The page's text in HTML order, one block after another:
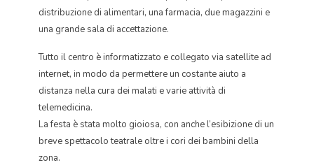
distribuzione di alimentari, una farmacia, due magazzini e
una grande sala di accettazione.
Tutto il centro è informatizzato e collegato via satellite ad
internet, in modo da permettere un costante aiuto a
distanza nella cura dei malati e varie attività di
telemedicina.
La festa è stata molto gioiosa, con anche l’esibizione di un
breve spettacolo teatrale oltre i cori dei bambini della
zona.